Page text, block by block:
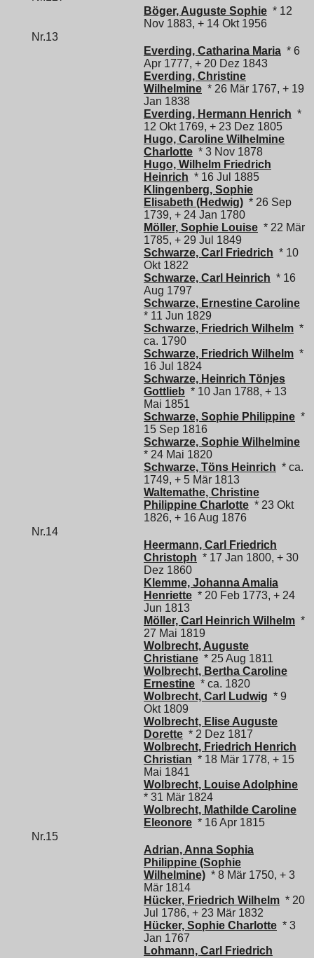
Böger, Auguste Sophie * 12
Nov 1883, + 14 Okt 1956
Nr.13
Everding, Catharina Maria * 6
Apr 1777, + 20 Dez 1843
Everding, Christine
Wilhelmine * 26 Mär 1767, + 19
Jan 1838
Everding, Hermann Henrich *
12 Okt 1769, + 23 Dez 1805
Hugo, Caroline Wilhelmine
Charlotte * 3 Nov 1878
Hugo, Wilhelm Friedrich
Heinrich * 16 Jul 1885
Klingenberg, Sophie
Elisabeth (Hedwig) * 26 Sep
1739, + 24 Jan 1780
Möller, Sophie Louise * 22 Mär
1785, + 29 Jul 1849
Schwarze, Carl Friedrich * 10
Okt 1822
Schwarze, Carl Heinrich * 16
Aug 1797
Schwarze, Ernestine Caroline
* 11 Jun 1829
Schwarze, Friedrich Wilhelm *
ca. 1790
Schwarze, Friedrich Wilhelm *
16 Jul 1824
Schwarze, Heinrich Tönjes
Gottlieb * 10 Jan 1788, + 13
Mai 1851
Schwarze, Sophie Philippine *
15 Sep 1816
Schwarze, Sophie Wilhelmine
* 24 Mai 1820
Schwarze, Töns Heinrich * ca.
1749, + 5 Mär 1813
Waltemathe, Christine
Philippine Charlotte * 23 Okt
1826, + 16 Aug 1876
Nr.14
Heermann, Carl Friedrich
Christoph * 17 Jan 1800, + 30
Dez 1860
Klemme, Johanna Amalia
Henriette * 20 Feb 1773, + 24
Jun 1813
Möller, Carl Heinrich Wilhelm *
27 Mai 1819
Wolbrecht, Auguste
Christiane * 25 Aug 1811
Wolbrecht, Bertha Caroline
Ernestine * ca. 1820
Wolbrecht, Carl Ludwig * 9
Okt 1809
Wolbrecht, Elise Auguste
Dorette * 2 Dez 1817
Wolbrecht, Friedrich Henrich
Christian * 18 Mär 1778, + 15
Mai 1841
Wolbrecht, Louise Adolphine
* 31 Mär 1824
Wolbrecht, Mathilde Caroline
Eleonore * 16 Apr 1815
Nr.15
Adrian, Anna Sophia
Philippine (Sophie
Wilhelmine) * 8 Mär 1750, + 3
Mär 1814
Hücker, Friedrich Wilhelm * 20
Jul 1786, + 23 Mär 1832
Hücker, Sophie Charlotte * 3
Jan 1767
Lohmann, Carl Friedrich